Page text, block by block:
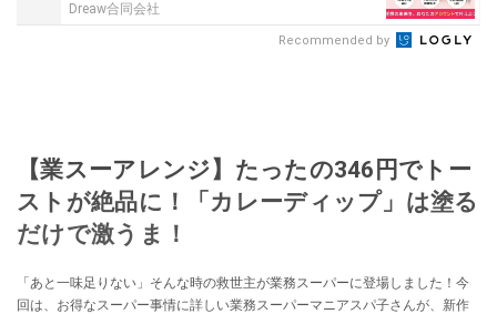
Dreaw合同会社
Recommended by
【業スーアレンジ】たったの346円でトー
ストが絶品に！「カレーディップ」は塗る
だけで激うま！
「あと一味足りない」そんな時の救世主が業務スーパーに登場しました！今
回は、お得なスーパー事情に詳しい業務スーパーマニアスパ子さんが、新作